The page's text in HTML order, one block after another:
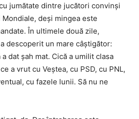
jumătate dintre jucători convinși
deși mingea este
În ultimele două zile,
descoperit un mare câștigător:
dat șah mat. Cică a umilit clasa
a vrut cu Veștea, cu PSD, cu PNL,
cu fazele lunii. Să nu ne